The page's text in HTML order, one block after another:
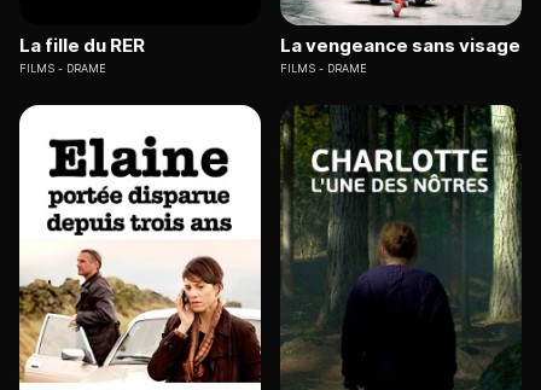
La fille du RER
FILMS DRAME
La vengeance sans visage
FILMS DRAME